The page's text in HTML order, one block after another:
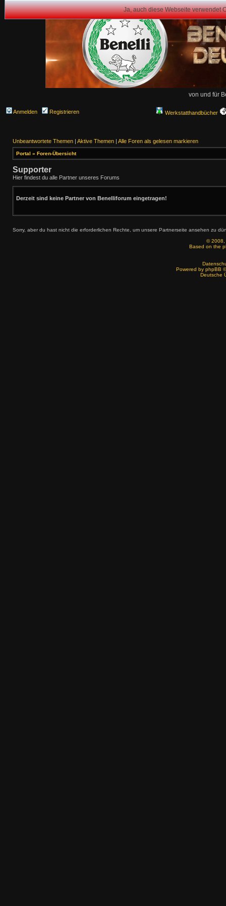
Ja, auch diese Webseite verwendet
von und für
Anmelden Registrieren Werkstatthandbücher
Unbeantwortete Themen | Aktive Themen | Alle Foren als gelesen markieren
Portal » Foren-Übersicht
Supporter
Hier findest du alle Partner unseres Forums
Derzeit sind keine Partner von Benelliforum eingetragen!
Sorry, aber du hast nicht die erforderlichen Rechte, um unsere Partnerseite ansehen zu
© 2008,
Based on the
Powered by phpBB
Deutsche